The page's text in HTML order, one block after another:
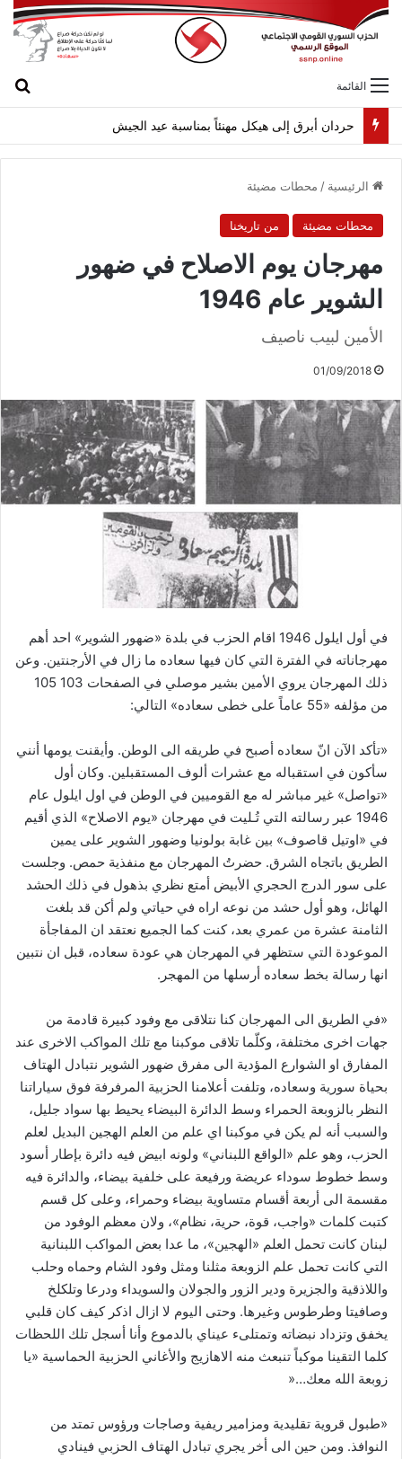
القائمة
حردان أبرق إلى هيكل مهنئاً بمناسبة عيد الجيش
الرئيسية / محطات مضيئة
محطات مضيئة من تاريخنا
مهرجان يوم الاصلاح في ضهور
الشوير عام 1946
الأمين لبيب ناصيف
01/09/2018
في أول ايلول 1946 اقام الحزب في بلدة «ضهور الشوير» احد أهم
مهرجاناته في الفترة التي كان فيها سعاده ما زال في الأرجنتين. وعن
ذلك المهرجان يروي الأمين بشير موصلي في الصفحات 103 105
من مؤلفه «55 عاماً على خطى سعاده» التالي:
«تأكد الآن انّ سعاده أصبح في طريقه الى الوطن. وأيقنت يومها أنني
سأكون في استقباله مع عشرات ألوف المستقبلين. وكان أول
«تواصل» غير مباشر له مع القوميين في الوطن في اول ايلول عام
1946 عبر رسالته التي تُـليت في مهرجان «يوم الاصلاح» الذي أقيم
في «اوتيل قاصوف» بين غابة بولونيا وضهور الشوير على يمين
الطريق باتجاه الشرق. حضرتُ المهرجان مع منفذية حمص. وجلست
على سور الدرج الحجري الأبيض أمتع نظري بذهول في ذلك الحشد
الهائل، وهو أول حشد من نوعه اراه في حياتي ولم أكن قد بلغت
الثامنة عشرة من عمري بعد، كنت كما الجميع نعتقد ان المفاجأة
الموعودة التي ستظهر في المهرجان هي عودة سعاده، قبل ان نتبين
انها رسالة بخط سعاده أرسلها من المهجر.
«في الطريق الى المهرجان كنا نتلاقى مع وفود كبيرة قادمة من
جهات اخرى مختلفة، وكلّما تلاقى موكبنا مع تلك المواكب الاخرى عند
المفارق او الشوارع المؤدية الى مفرق ضهور الشوير نتبادل الهتاف
بحياة سورية وسعاده، وتلفت أعلامنا الحزبية المرفرفة فوق سياراتنا
النظر بالزوبعة الحمراء وسط الدائرة البيضاء يحيط بها سواد جليل،
والسبب أنه لم يكن في موكبنا اي علم من العلم الهجين البديل لعلم
الحزب، وهو علم «الواقع اللبناني» ولونه ابيض فيه دائرة بإطار أسود
وسط خطوط سوداء عريضة ورفيعة على خلفية بيضاء، والدائرة فيه
مقسمة الى أربعة أقسام متساوية بيضاء وحمراء، وعلى كل قسم
كتبت كلمات «واجب، قوة، حرية، نظام»، ولان معظم الوفود من
لبنان كانت تحمل العلم «الهجين»، ما عدا بعض المواكب اللبنانية
التي كانت تحمل علم الزوبعة مثلنا ومثل وفود الشام وحماه وحلب
واللاذقية والجزيرة ودير الزور والجولان والسويداء ودرعا وتلكلخ
وصافيتا وطرطوس وغيرها. وحتى اليوم لا ازال اذكر كيف كان قلبي
يخفق وتزداد نبضاته وتمتلىء عيناي بالدموع وأنا أسجل تلك اللحظات
كلما التقينا موكباً تنبعث منه الاهازيج والأغاني الحزبية الحماسية «يا
زوبعة الله معك…«
«طبول قروية تقليدية ومزامير ريفية وصاجات ورؤوس تمتد من
النوافذ. ومن حين الى أخر يجري تبادل الهتاف الحزبي فينادي